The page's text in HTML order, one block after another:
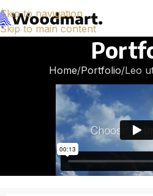
Skip to navigation
Skip to main content
Home Portfolio Leo